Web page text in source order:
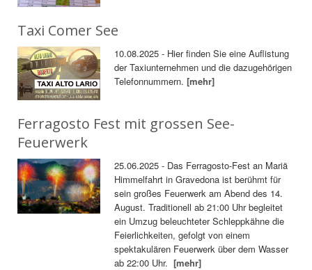
Taxi Comer See
10.08.2025 - Hier finden Sie eine Auflistung
der Taxiunternehmen und die dazugehörigen
Telefonnummern.[mehr]
Ferragosto Fest mit grossen See-
Feuerwerk
25.06.2025 - Das Ferragosto-Fest an Mariä
Himmelfahrt in Gravedona ist berühmt für
sein großes Feuerwerk am Abend des 14.
August. Traditionell ab 21:00 Uhr begleitet
ein Umzug beleuchteter Schleppkähne die
Feierlichkeiten, gefolgt von einem
spektakulären Feuerwerk über dem Wasser
ab 22:00 Uhr.[mehr]